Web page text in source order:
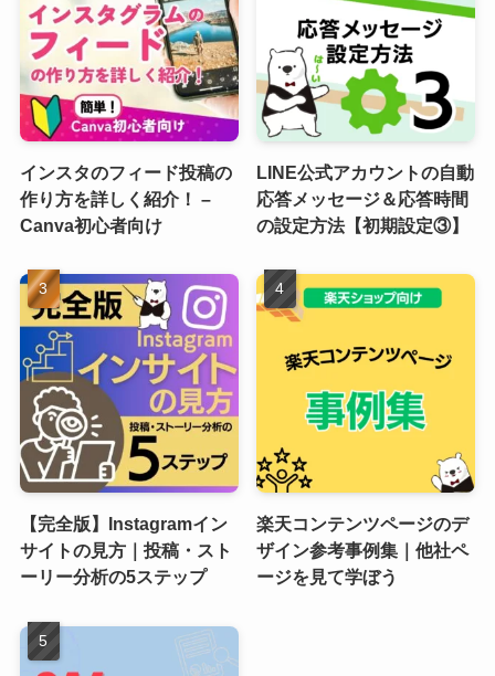
インスタのフィード投稿の
作り方を詳しく紹介！ –
Canva初心者向け
LINE公式アカウントの自動
応答メッセージ＆応答時間
の設定方法【初期設定③】
【完全版】Instagramイン
サイトの見方｜投稿・スト
ーリー分析の5ステップ
楽天コンテンツページのデ
ザイン参考事例集｜他社ペ
ージを見て学ぼう